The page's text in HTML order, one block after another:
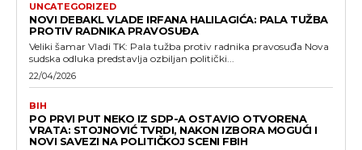
UNCATEGORIZED
NOVI DEBAKL VLADE IRFANA HALILAGIĆA: PALA TUŽBA
PROTIV RADNIKA PRAVOSUĐA
Veliki šamar Vladi TK: Pala tužba protiv radnika pravosuđa Nova
sudska odluka predstavlja ozbiljan politički...
22/04/2026
BIH
PO PRVI PUT NEKO IZ SDP-A OSTAVIO OTVORENA
VRATA: STOJNOVIĆ TVRDI, NAKON IZBORA MOGUĆI I
NOVI SAVEZI NA POLITIČKOJ SCENI FBIH